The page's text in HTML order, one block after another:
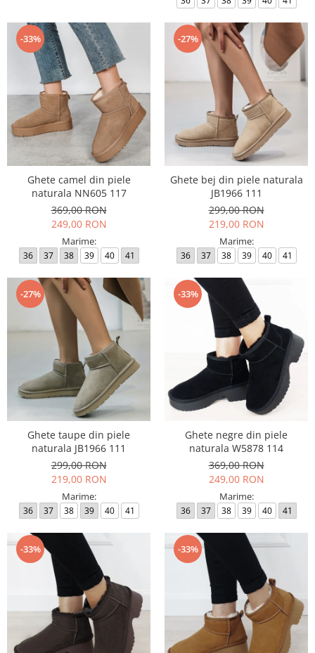
-33%
Ghete camel din piele
naturala NN605 117
369,00 RON
249,00 RON
Marime:
36 37 38 39 40 41
-27%
Ghete bej din piele naturala
JB1966 111
299,00 RON
219,00 RON
Marime:
36 37 38 39 40 41
-27%
Ghete taupe din piele
naturala JB1966 111
299,00 RON
219,00 RON
Marime:
36 37 38 39 40 41
-33%
Ghete negre din piele
naturala W5878 114
369,00 RON
249,00 RON
Marime:
36 37 38 39 40 41
-33% -33%